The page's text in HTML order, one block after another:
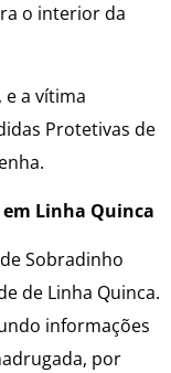
o interior da
a vítima
Protetivas de
Linha Quinca
Sobradinho
de Linha Quinca.
informações
por